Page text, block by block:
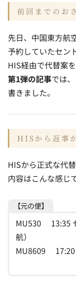
前回までのお
先日、中国東方航
予約していたセン
HIS経由で代替案
第1弾の記事では
書きました。
HISから返事
HISから正式な代
内容はこんな感じで
【元の便】
MU530 13:35
航）
MU8609 17:20